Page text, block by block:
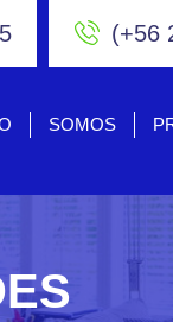
(+56
SOMOS